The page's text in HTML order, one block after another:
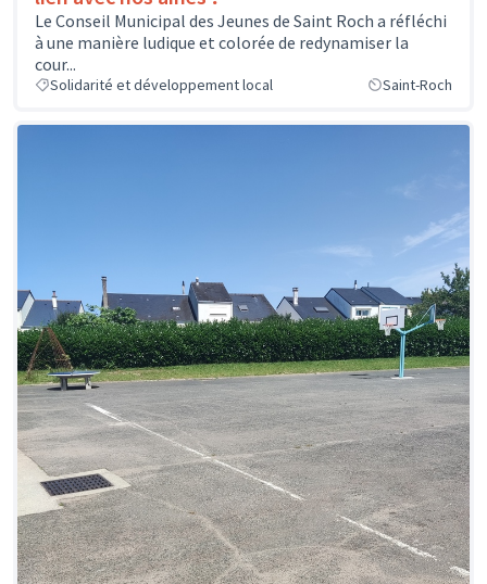
Le Conseil Municipal des Jeunes de Saint Roch a réfléchi
à une manière ludique et colorée de redynamiser la
cour...
Solidarité et développement local Saint-Roch